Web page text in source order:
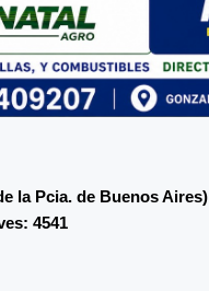
la Pcia. de Buenos Aires)
4541